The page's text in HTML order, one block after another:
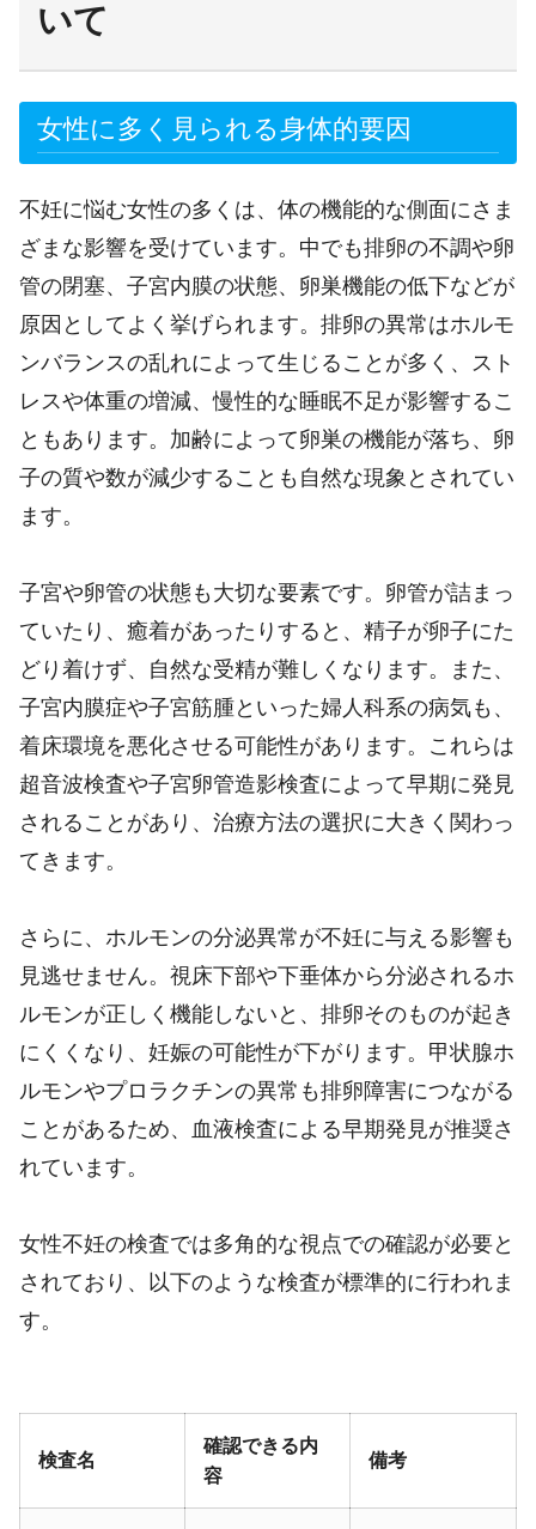
いて
女性に多く見られる身体的要因
不妊に悩む女性の多くは、体の機能的な側面にさま
ざまな影響を受けています。中でも排卵の不調や卵
管の閉塞、子宮内膜の状態、卵巣機能の低下などが
原因としてよく挙げられます。排卵の異常はホルモ
ンバランスの乱れによって生じることが多く、スト
レスや体重の増減、慢性的な睡眠不足が影響するこ
ともあります。加齢によって卵巣の機能が落ち、卵
子の質や数が減少することも自然な現象とされてい
ます。
子宮や卵管の状態も大切な要素です。卵管が詰まっ
ていたり、癒着があったりすると、精子が卵子にた
どり着けず、自然な受精が難しくなります。また、
子宮内膜症や子宮筋腫といった婦人科系の病気も、
着床環境を悪化させる可能性があります。これらは
超音波検査や子宮卵管造影検査によって早期に発見
されることがあり、治療方法の選択に大きく関わっ
てきます。
さらに、ホルモンの分泌異常が不妊に与える影響も
見逃せません。視床下部や下垂体から分泌されるホ
ルモンが正しく機能しないと、排卵そのものが起き
にくくなり、妊娠の可能性が下がります。甲状腺ホ
ルモンやプロラクチンの異常も排卵障害につながる
ことがあるため、血液検査による早期発見が推奨さ
れています。
女性不妊の検査では多角的な視点での確認が必要と
されており、以下のような検査が標準的に行われま
す。
検査名
確認できる内
容
備考